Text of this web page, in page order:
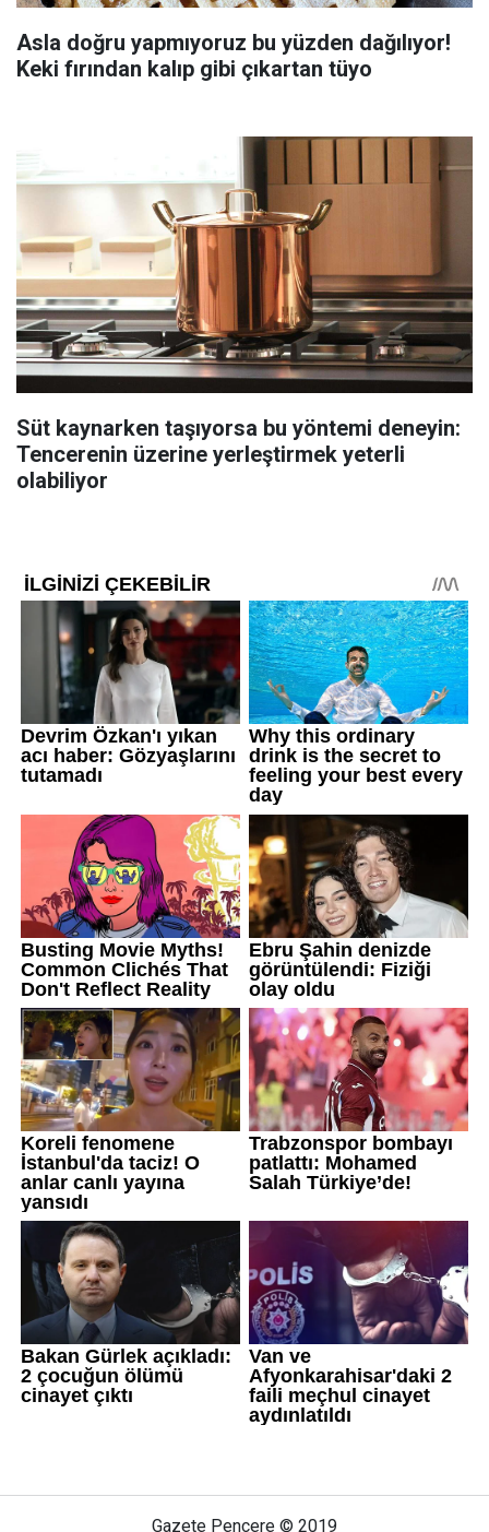
Asla doğru yapmıyoruz bu yüzden dağılıyor!
Keki fırından kalıp gibi çıkartan tüyo
Süt kaynarken taşıyorsa bu yöntemi deneyin:
Tencerenin üzerine yerleştirmek yeterli
olabiliyor
Gazete Pencere © 2019